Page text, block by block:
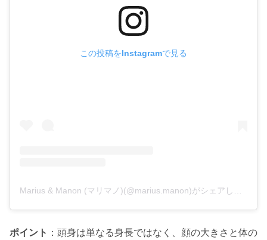
この投稿をInstagramで見る
Marius & Manon (マリマノ)(@marius.manon)がシェアした投稿
ポイント ：頭身は単なる身長ではなく、顔の大きさと体の